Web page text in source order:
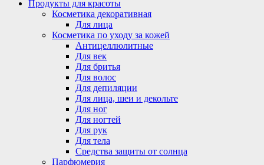
Продукты для красоты
Косметика декоративная
Для лица
Косметика по уходу за кожей
Антицеллюлитные
Для век
Для бритья
Для волос
Для депиляции
Для лица, шеи и декольте
Для ног
Для ногтей
Для рук
Для тела
Средства защиты от солнца
Парфюмерия